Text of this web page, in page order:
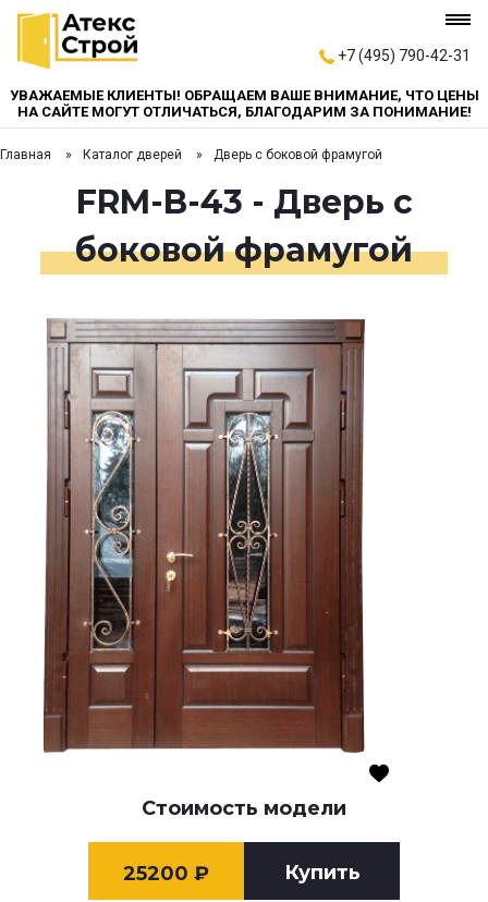
+7 (495) 790-42-31
УВАЖАЕМЫЕ КЛИЕНТЫ! ОБРАЩАЕМ ВАШЕ ВНИМАНИЕ, ЧТО ЦЕНЫ
НА САЙТЕ МОГУТ ОТЛИЧАТЬСЯ, БЛАГОДАРИМ ЗА ПОНИМАНИЕ!
Главная Каталог дверей Дверь с боковой фрамугой
FRM-B-43 - Дверь с
боковой фрамугой
Стоимость модели
25200 ₽ Купить